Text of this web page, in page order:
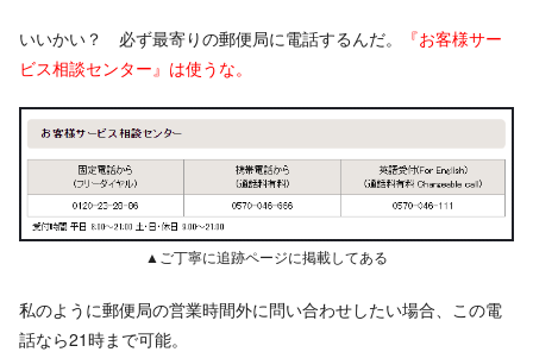
いいかい？ 必ず最寄りの郵便局に電話するんだ。
『お客様サー
ビス相談センター』は使うな。
▲ご丁寧に追跡ページに掲載してある
私のように郵便局の営業時間外に問い合わせしたい場合、この電
話なら21時まで可能。